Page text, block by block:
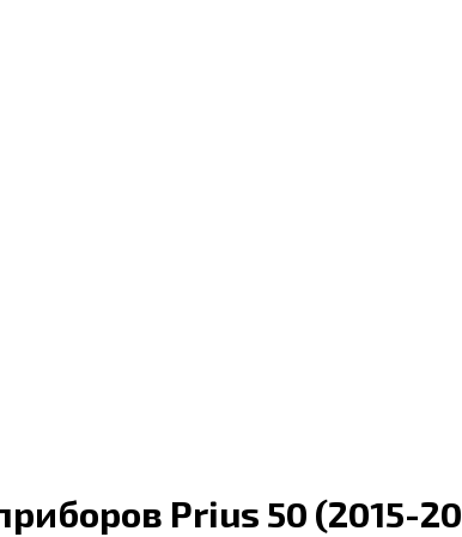
Prius 50 (2015-